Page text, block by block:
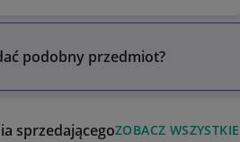
sprzedającegoZOBACZ WSZYSTKIE
podobny przedmiot?